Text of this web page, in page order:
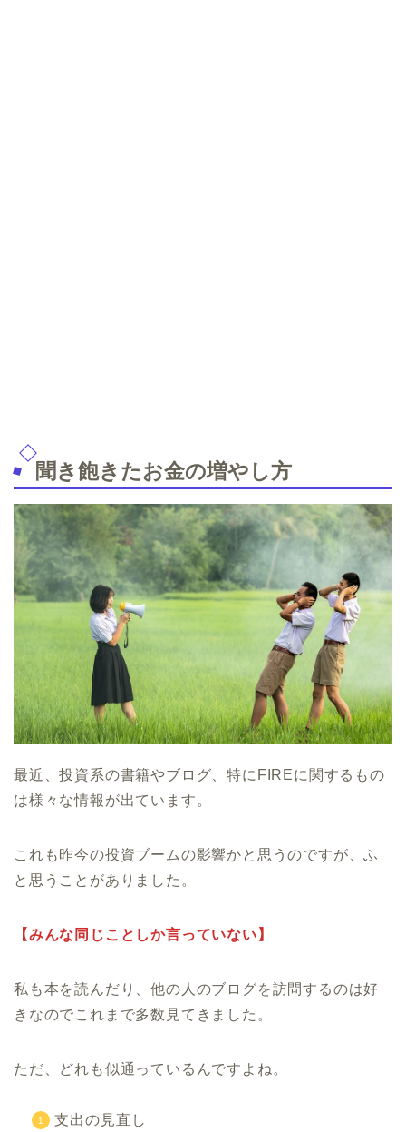
聞き飽きたお金の増やし方
最近、投資系の書籍やブログ、特にFIREに関するもの
は様々な情報が出ています。
これも昨今の投資ブームの影響かと思うのですが、ふ
と思うことがありました。
【みんな同じことしか言っていない】
私も本を読んだり、他の人のブログを訪問するのは好
きなのでこれまで多数見てきました。
ただ、どれも似通っているんですよね。
支出の見直し